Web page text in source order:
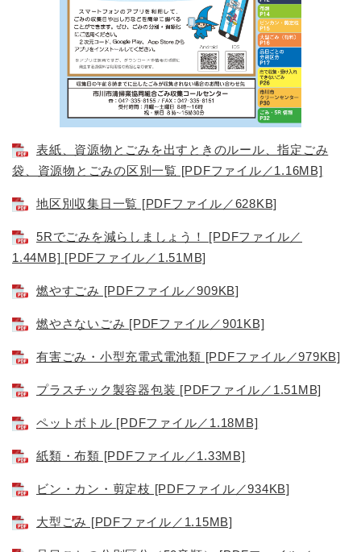
表紙、資源物とごみを出すときのルール、指定ごみ
袋、資源物とごみの区別一覧 [PDFファイル／1.16MB]
地区別収集日一覧 [PDFファイル／628KB]
5Rでごみを減らしましょう！ [PDFファイル／
1.44MB] [PDFファイル／1.51MB]
燃やすごみ [PDFファイル／909KB]
燃やさないごみ [PDFファイル／901KB]
有害ごみ・小型充電式電池類 [PDFファイル／979KB]
プラスチック製容器包装 [PDFファイル／1.51MB]
ペットボトル [PDFファイル／1.18MB]
紙類・布類 [PDFファイル／1.33MB]
ビン・カン・剪定枝 [PDFファイル／934KB]
大型ごみ [PDFファイル／1.15MB]